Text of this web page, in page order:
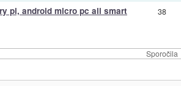
Sporočila
pi, android micro pc ali smart 38